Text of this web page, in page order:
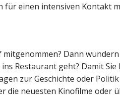
für einen intensiven Kontakt
Dann
Restaurant geht? Damit
zur Geschichte oder
die neuesten Kinofilme oder